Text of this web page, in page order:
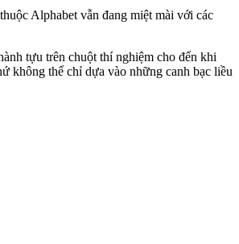
Alphabet vẫn đang miệt mài với các
tựu trên chuột thí nghiệm cho đến khi
không thể chỉ dựa vào những canh bạc liều